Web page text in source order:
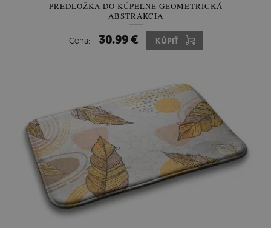
PREDLOŽKA DO KÚPEĽNE GEOMETRICKÁ
ABSTRAKCIA
Cena: 30.99 € KÚPIŤ